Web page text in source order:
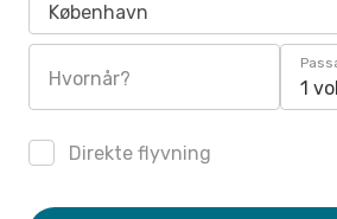
København
Hvornår? 1
Direkte flyvning